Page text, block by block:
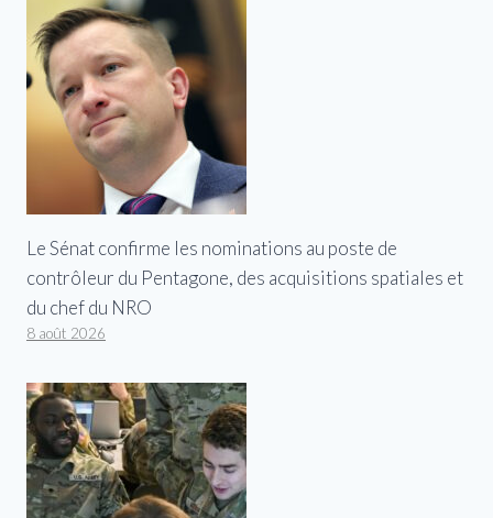
Le Sénat confirme les nominations au poste de
contrôleur du Pentagone, des acquisitions spatiales et
du chef du NRO
8 août 2026